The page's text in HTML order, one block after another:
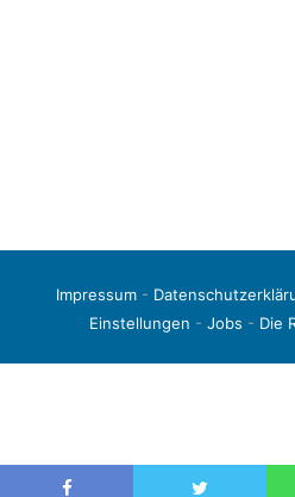
Impressum-
Einstellungen - Jobs - Die